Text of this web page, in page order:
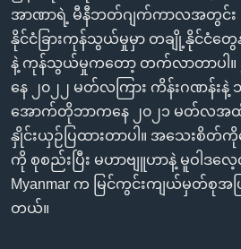
ရန်
ရှာဖွေ
ရန်
နေရာ
သို့
ကျော်
ရန်
ဘာသာစကားများ
အာဏာရဲ့ မီနီဘတ်ဂျက်ကာလအတွင်း
နိုင်ငံခြားကုန်သွယ်မှုမှာ တချို့နိုင်ငံတွေ
နဲ့ ကုန်သွယ်မှုကတော့ တက်လာတာပါ
နေ ၂၀၂၂ မတ်လကြား ကိန်းဂဏန်း
အောက်တိုဘာကနေ ၂၀၂၁ မတ်လအ
နှိုင်းယှဉ်ပြထားတာပါ။ အသေးစိ
ကို စုစည်းပြီး မဟာဗျူဟာနဲ့ မူဝါဒလ
Myanmar က မြင်ကွင်းကျယ်မှတ်စုအ
တယ်။